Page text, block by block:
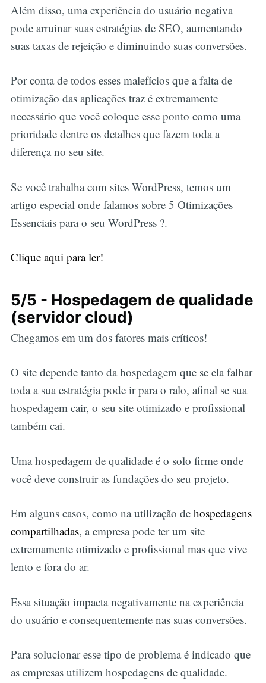
Além disso, uma experiência do usuário negativa
pode arruinar suas estratégias de SEO, aumentando
suas taxas de rejeição e diminuindo suas conversões.
Por conta de todos esses malefícios que a falta de
otimização das aplicações traz é extremamente
necessário que você coloque esse ponto como uma
prioridade dentre os detalhes que fazem toda a
diferença no seu site.
Se você trabalha com sites WordPress, temos um
artigo especial onde falamos sobre 5 Otimizações
Essenciais para o seu WordPress ?.
Clique aqui para ler!
5/5 - Hospedagem de qualidade
(servidor cloud)
Chegamos em um dos fatores mais críticos!
O site depende tanto da hospedagem que se ela falhar
toda a sua estratégia pode ir para o ralo, afinal se sua
hospedagem cair, o seu site otimizado e profissional
também cai.
Uma hospedagem de qualidade é o solo firme onde
você deve construir as fundações do seu projeto.
Em alguns casos, como na utilização de hospedagens
compartilhadas, a empresa pode ter um site
extremamente otimizado e profissional mas que vive
lento e fora do ar.
Essa situação impacta negativamente na experiência
do usuário e consequentemente nas suas conversões.
Para solucionar esse tipo de problema é indicado que
as empresas utilizem hospedagens de qualidade.